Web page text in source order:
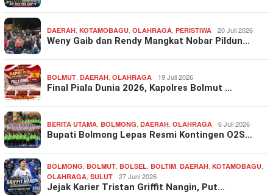
DAERAH KOTAMOBAGU OLAHRAGA PERISTIWA 20 Juli 2026
Weny Gaib dan Rendy Mangkat Nobar Pildun…
BOLMUT DAERAH OLAHRAGA 19 Juli 2026
Final Piala Dunia 2026, Kapolres Bolmut …
BERITA UTAMA BOLMONG DAERAH OLAHRAGA 6 Juli 2026
Bupati Bolmong Lepas Resmi Kontingen O2S…
BOLMONG BOLMUT BOLSEL BOLTIM DAERAH KOTAMOBAGU
OLAHRAGA SULUT 27 Juni 2026
Jejak Karier Tristan Griffit Nangin, Put…